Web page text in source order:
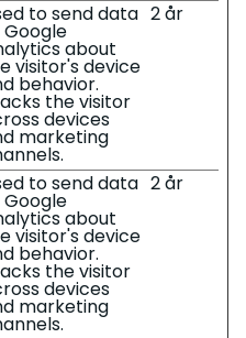
to send data
about
visitor's device
behavior.
the visitor
devices
marketing
2 år
to send data
about
visitor's device
behavior.
the visitor
devices
marketing
2 år